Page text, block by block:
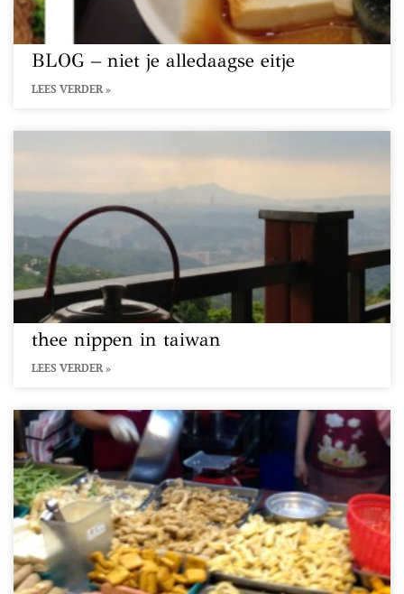
BLOG – niet je alledaagse eitje
LEES VERDER »
thee nippen in taiwan
LEES VERDER »